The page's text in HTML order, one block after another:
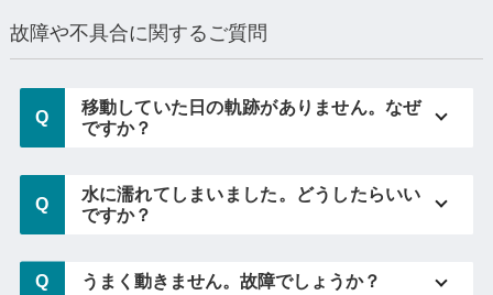
故障や不具合に関するご質問
移動していた日の軌跡がありません。なぜ
ですか？
水に濡れてしまいました。どうしたらいい
ですか？
うまく動きません。故障でしょうか？